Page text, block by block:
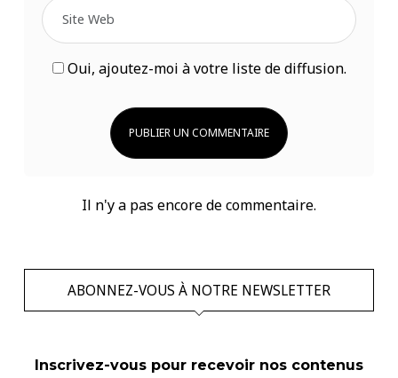
Oui, ajoutez-moi à votre liste de diffusion.
Il n'y a pas encore de commentaire.
ABONNEZ-VOUS À NOTRE NEWSLETTER
Inscrivez-vous pour recevoir nos contenus